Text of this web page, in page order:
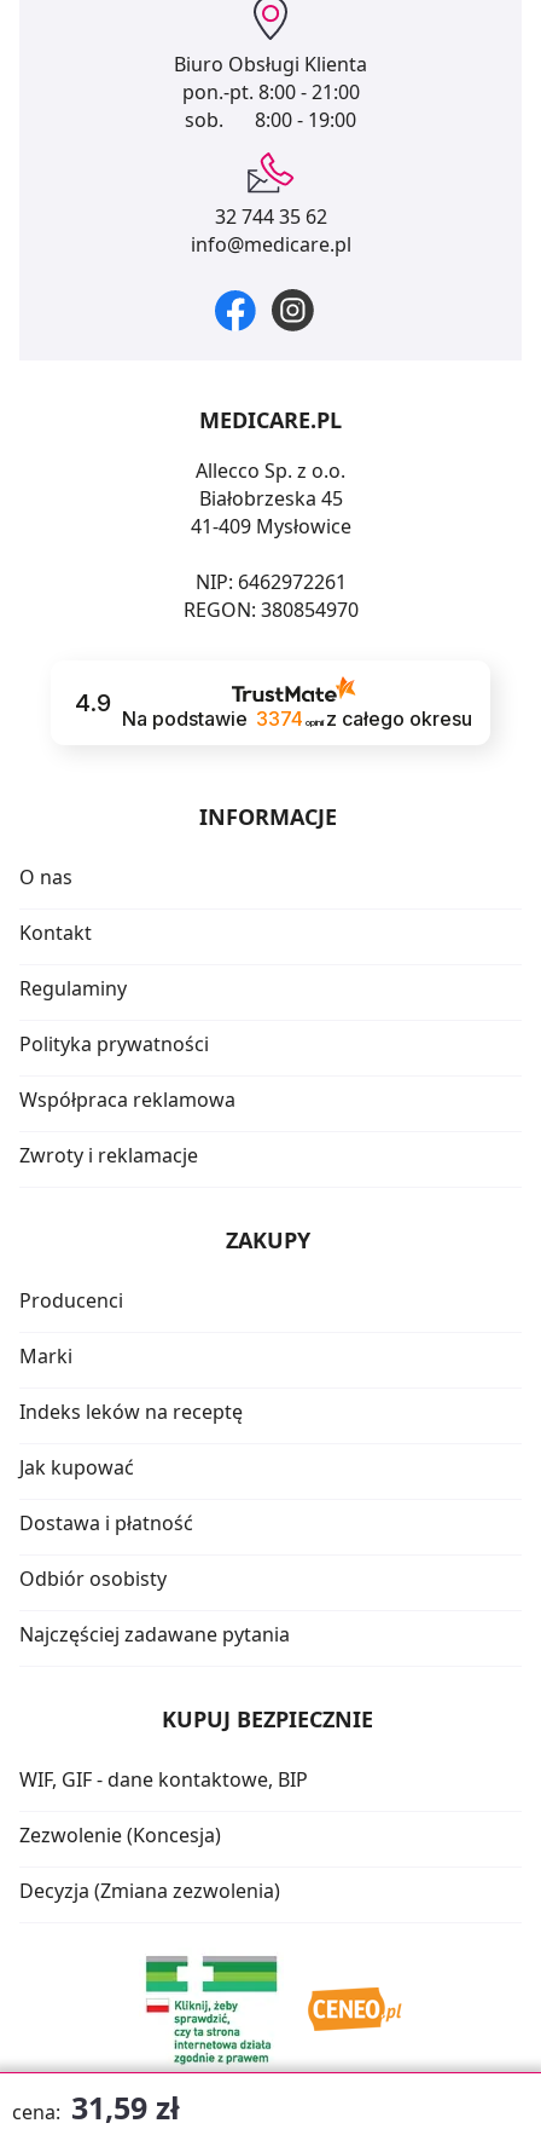
cena: 31,59 zł
Biuro Obsługi Klienta
pon.-pt. 8:00 - 21:00
sob.
8:00 - 19:00
32 744 35 62
info@medicare.pl
MEDICARE.PL
Allecco Sp. z o.o.
Białobrzeska 45
41-409 Mysłowice
NIP: 6462972261
REGON: 380854970
4.9
Na podstawie 3374 opinii z całego okresu
INFORMACJE
O nas
Kontakt
Regulaminy
Polityka prywatności
Współpraca reklamowa
Zwroty i reklamacje
ZAKUPY
Producenci
Marki
Indeks leków na receptę
Jak kupować
Dostawa i płatność
Odbiór osobisty
Najczęściej zadawane pytania
KUPUJ BEZPIECZNIE
WIF, GIF - dane kontaktowe, BIP
Zezwolenie (Koncesja)
Decyzja (Zmiana zezwolenia)